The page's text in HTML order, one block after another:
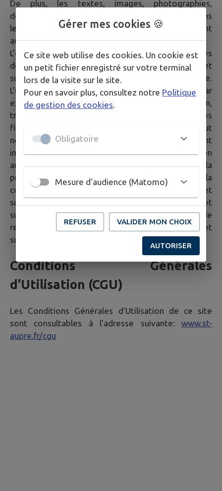
De plus, les textes, images, photographies,
documents, ainsi que toutes œuvres intégrées dans
le site sont la propriété de la Mairie ou de tiers ayant
autorisé la Mairie à les utiliser.
L’ensemble de ces éléments constituent des œuvres
de l'esprit protégées par les articles L.111-1 et
suivants du Code de la propriété intellectuelle.
L'usage de tout ou partie du Site, notamment par
extraction, téléchargement, reproduction,
transmission, représentation ou diffusion à d'autres
fins que pour l'usage personnel et privé dans un but
non commercial de l'internaute est strictement
interdit. La violation de ces dispositions soumet son
auteur aux sanctions prévues tant par le Code de la
propriété intellectuelle au titre notamment de la
contrefaçon de droits d'auteur (articles L.335-3 et
suivants), de droit des marques (articles L.716-9 et
suivants) que par le Code civil en matière de
responsabilité civile (article 9, articles 1382 et
suivants).
Conditions Générales
d'Utilisation (CGU)
Les Conditions Générales d'Utilisation de ce site
sont consultables à l'adresse suivante:
www.st-
aupre.fr/cgu
Gérer mes cookies 🍪
Ce site web utilise des cookies. Un cookie est
un petit fichier enregistré sur votre terminal
lors de la visite sur le site.
Pour en savoir plus, consultez notre Politique
de gestion des cookies
Obligatoire
Mesure d'audience (Matomo)
REFUSER VALIDER MON CHOIX
AUTORISER